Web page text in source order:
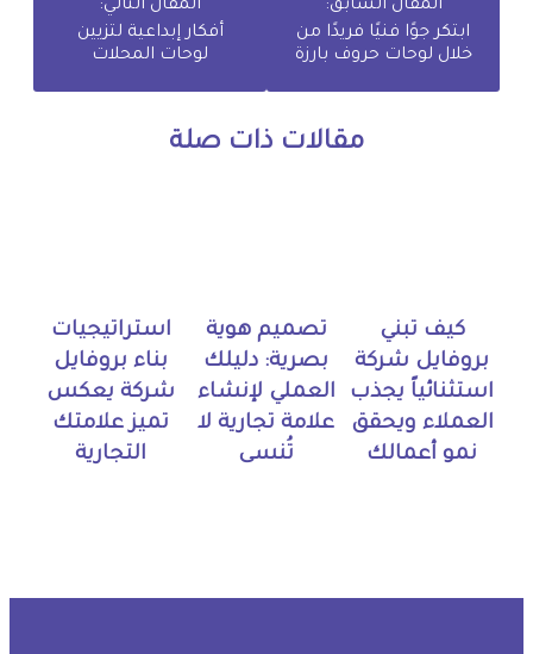
المقال السابق:
ابتكر جوًا فنيًا فريدًا من
خلال لوحات حروف بارزة
المقال التالي:
أفكار إبداعية لتزيين
لوحات المحلات
مقالات ذات صلة
كيف تبني
بروفايل شركة
استثنائياً يجذب
العملاء ويحقق
نمو أعمالك
تصميم هوية
بصرية: دليلك
العملي لإنشاء
علامة تجارية لا
تُنسى
استراتيجيات
بناء بروفايل
شركة يعكس
تميز علامتك
التجارية